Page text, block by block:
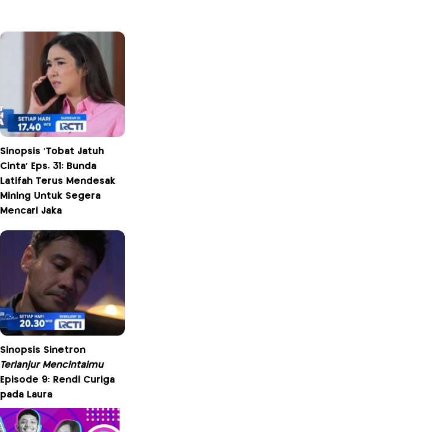
Sinopsis 'Tobat Jatuh
Cinta' Eps. 31: Bunda
Latifah Terus Mendesak
Mining Untuk Segera
Mencari Jaka
Sinopsis Sinetron
Terlanjur Mencintaimu
Episode 9: Rendi Curiga
pada Laura